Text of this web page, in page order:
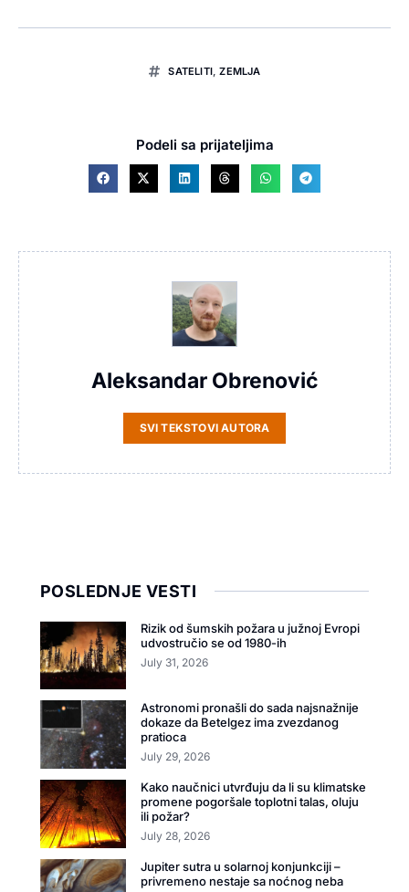
SATELITI ,ZEMLJA
Podeli sa prijateljima
Aleksandar Obrenović
SVI TEKSTOVI AUTORA
POSLEDNJE VESTI
Rizik od šumskih požara u južnoj Evropi
udvostručio se od 1980-ih
July 31, 2026
Astronomi pronašli do sada najsnažnije
dokaze da Betelgez ima zvezdanog
pratioca
July 29, 2026
Kako naučnici utvrđuju da li su klimatske
promene pogoršale toplotni talas, oluju
ili požar?
July 28, 2026
Jupiter sutra u solarnoj konjunkciji –
privremeno nestaje sa noćnog neba